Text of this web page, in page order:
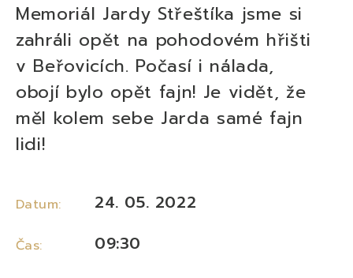
Memoriál Jardy Střeštíka jsme si
zahráli opět na pohodovém hřišti
v Beřovicích. Počasí i nálada,
obojí bylo opět fajn! Je vidět, že
měl kolem sebe Jarda samé fajn
lidi!
Datum: 24. 05. 2022
Čas: 09:30